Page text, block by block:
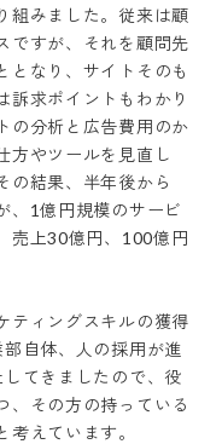
組みました。従来は顧
ですが、それを顧問先
となり、サイトそのも
訴求ポイントもわかり
の分析と広告費用のか
方やツールを見直し
の結果、半年後から
、1億円規模のサービ
売上30億円、100億円
ティングスキルの獲得
自体、人の採用が進
てきましたので、役
、その方の持っている
えています。